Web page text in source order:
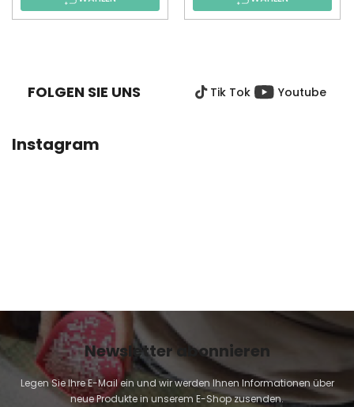
FOLGEN SIE UNS Tik Tok Youtube
Instagram
Newsletter abonnieren
Legen Sie Ihre E-Mail ein und wir werden Ihnen Informationen über
neue Produkte in unserem E-Shop zusenden.